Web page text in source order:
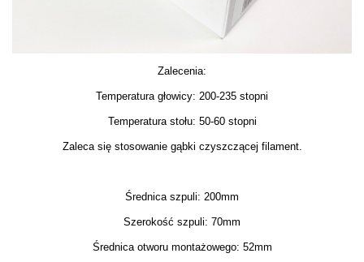
Zalecenia:
Temperatura głowicy: 200-235 stopni
Temperatura stołu: 50-60 stopni
Zaleca się stosowanie gąbki czyszczącej filament.
Średnica szpuli: 200mm
Szerokość szpuli: 70mm
Średnica otworu montażowego: 52mm